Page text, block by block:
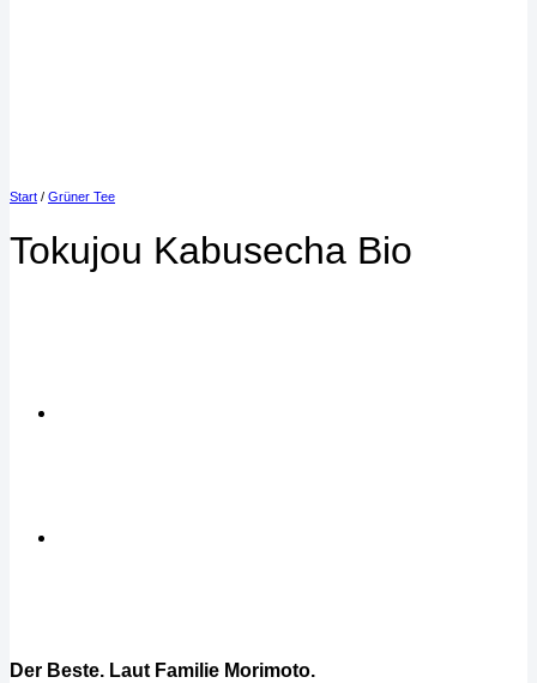
Start / Grüner Tee
Tokujou Kabusecha Bio
Der Beste. Laut Familie Morimoto.